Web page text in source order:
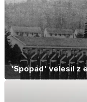
'Spopad' velesil z